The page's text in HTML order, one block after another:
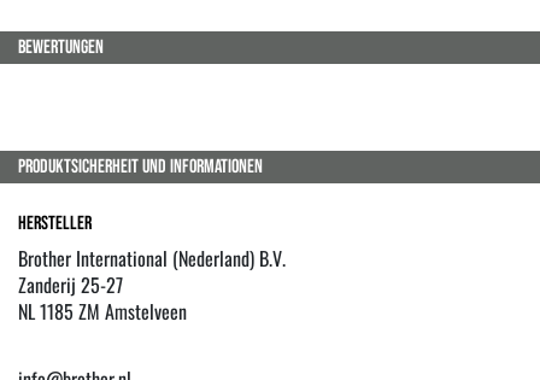
BEWERTUNGEN
PRODUKTSICHERHEIT UND INFORMATIONEN
Hersteller
Brother International (Nederland) B.V.
Zanderij 25-27
NL 1185 ZM Amstelveen